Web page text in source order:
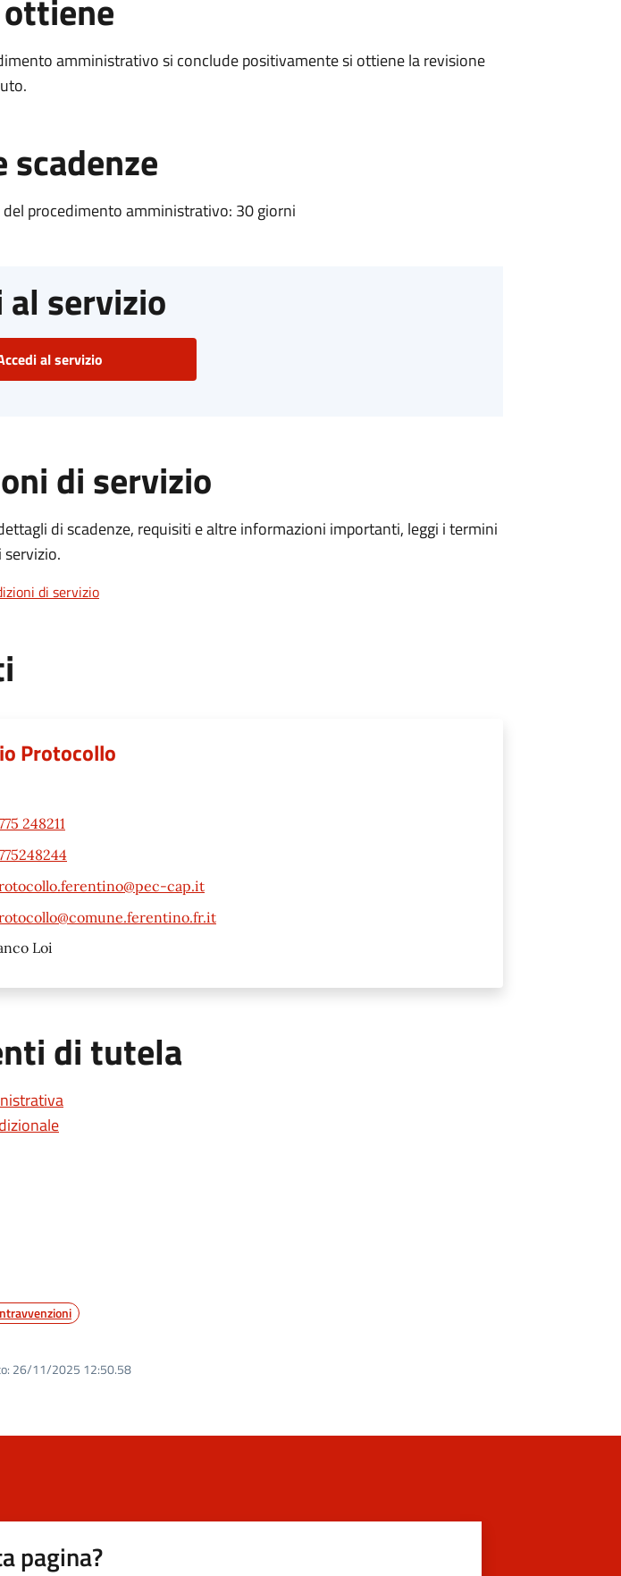
amministrativo si conclude positivamente si ottiene la revisione
scadenze
procedimento amministrativo: 30 giorni
al servizio
al servizio
di servizio
di scadenze, requisiti e altre informazioni importanti, leggi i termini
di servizio
Protocollo
248211
cap.it
Loi
di tutela
26/11/2025 12:50.58
pagina?